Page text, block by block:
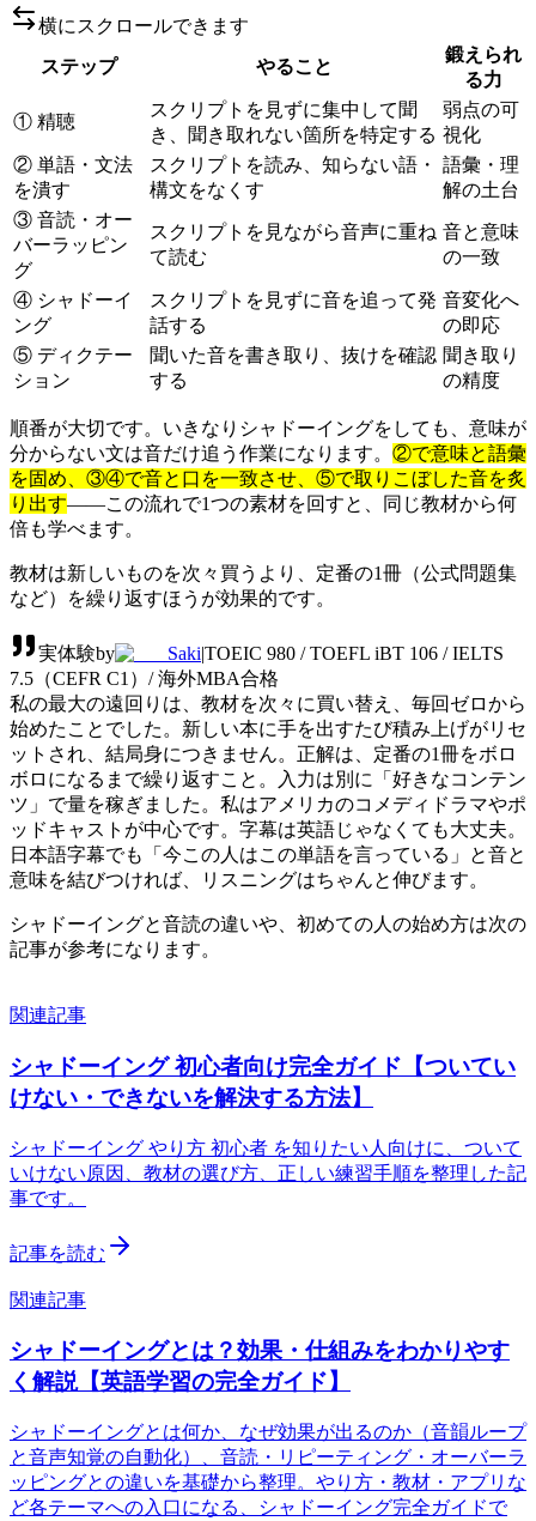
横にスクロールできます
ステップ
やること
鍛えられ
る力
① 精聴
スクリプトを見ずに集中して聞
き、聞き取れない箇所を特定する
弱点の可
視化
② 単語・文法
を潰す
スクリプトを読み、知らない語・
構文をなくす
語彙・理
解の土台
③ 音読・オー
バーラッピン
グ
スクリプトを見ながら音声に重ね
て読む
音と意味
の一致
④ シャドーイ
ング
スクリプトを見ずに音を追って発
話する
音変化へ
の即応
⑤ ディクテー
ション
聞いた音を書き取り、抜けを確認
する
聞き取り
の精度
順番が大切です。いきなりシャドーイングをしても、意味が
分からない文は音だけ追う作業になります。 ②で意味と語彙
を固め、③④で音と口を一致させ、⑤で取りこぼした音を炙
り出す——この流れで1つの素材を回すと、同じ教材から何
倍も学べます。
教材は新しいものを次々買うより、定番の1冊（公式問題集
など）を繰り返すほうが効果的です。
実体験by Saki|TOEIC 980 / TOEFL iBT 106 / IELTS
7.5（CEFR C1）/ 海外MBA合格
私の最大の遠回りは、教材を次々に買い替え、毎回ゼロから
始めたことでした。新しい本に手を出すたび積み上げがリセ
ットされ、結局身につきません。正解は、定番の1冊をボロ
ボロになるまで繰り返すこと。入力は別に「好きなコンテン
ツ」で量を稼ぎました。私はアメリカのコメディドラマやポ
ッドキャストが中心です。字幕は英語じゃなくても大丈夫。
日本語字幕でも「今この人はこの単語を言っている」と音と
意味を結びつければ、リスニングはちゃんと伸びます。
シャドーイングと音読の違いや、初めての人の始め方は次の
記事が参考になります。
関連記事
シャドーイング 初心者向け完全ガイド【ついてい
けない・できないを解決する方法】
シャドーイング やり方 初心者 を知りたい人向けに、ついて
いけない原因、教材の選び方、正しい練習手順を整理した記
事です。
記事を読む
関連記事
シャドーイングとは？効果・仕組みをわかりやす
く解説【英語学習の完全ガイド】
シャドーイングとは何か、なぜ効果が出るのか（音韻ループ
と音声知覚の自動化）、音読・リピーティング・オーバーラ
ッピングとの違いを基礎から整理。やり方・教材・アプリな
ど各テーマへの入口になる、シャドーイング完全ガイドで